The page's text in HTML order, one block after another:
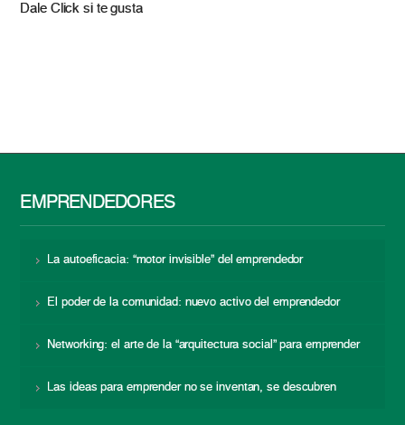
Dale Click si te gusta
EMPRENDEDORES
La autoeficacia: “motor invisible” del emprendedor
El poder de la comunidad: nuevo activo del emprendedor
Networking: el arte de la “arquitectura social” para emprender
Las ideas para emprender no se inventan, se descubren